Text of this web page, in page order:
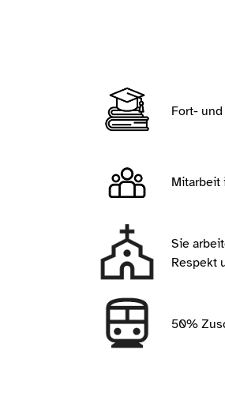
Fort-
Mitarbeit
Sie
Respekt
50%